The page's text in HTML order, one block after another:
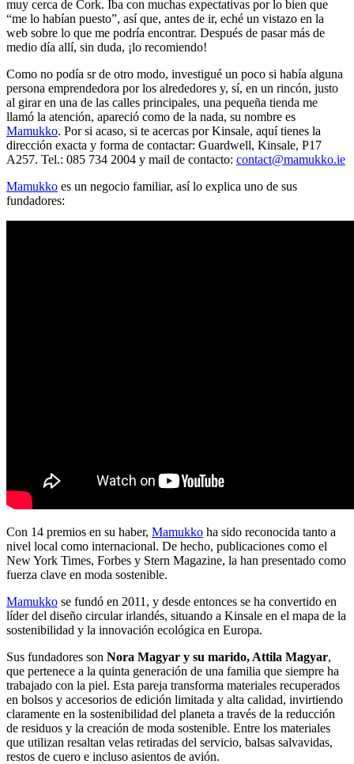
muy cerca de Cork. Iba con muchas expectativas por lo bien que
“me lo habían puesto”, así que, antes de ir, eché un vistazo en la
web sobre lo que me podría encontrar. Después de pasar más de
medio día allí, sin duda, ¡lo recomiendo!
Como no podía sr de otro modo, investigué un poco si había alguna
persona emprendedora por los alrededores y, sí, en un rincón, justo
al girar en una de las calles principales, una pequeña tienda me
llamó la atención, apareció como de la nada, su nombre es
Mamukko. Por si acaso, si te acercas por Kinsale, aquí tienes la
dirección exacta y forma de contactar: Guardwell, Kinsale, P17
A257. Tel.: 085 734 2004 y mail de contacto: contact@mamukko.ie
Mamukko es un negocio familiar, así lo explica uno de sus
fundadores:
Con 14 premios en su haber, Mamukko ha sido reconocida tanto a
nivel local como internacional. De hecho, publicaciones como el
New York Times, Forbes y Stern Magazine, la han presentado como
fuerza clave en moda sostenible.
Mamukko se fundó en 2011, y desde entonces se ha convertido en
líder del diseño circular irlandés, situando a Kinsale en el mapa de la
sostenibilidad y la innovación ecológica en Europa.
Sus fundadores son Nora Magyar y su marido, Attila Magyar,
que pertenece a la quinta generación de una familia que siempre ha
trabajado con la piel. Esta pareja transforma materiales recuperados
en bolsos y accesorios de edición limitada y alta calidad, invirtiendo
claramente en la sostenibilidad del planeta a través de la reducción
de residuos y la creación de moda sostenible. Entre los materiales
que utilizan resaltan velas retiradas del servicio, balsas salvavidas,
restos de cuero e incluso asientos de avión.